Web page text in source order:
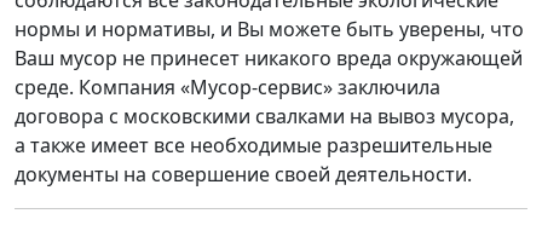
нормы и нормативы, и Вы можете быть уверены, что
Ваш мусор не принесет никакого вреда окружающей
среде. Компания «Мусор-сервис» заключила
договора с московскими свалками на вывоз мусора,
а также имеет все необходимые разрешительные
документы на совершение своей деятельности.